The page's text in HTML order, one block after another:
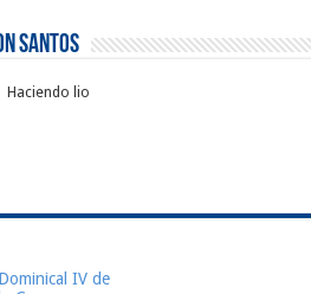
Santos
Haciendo lio
IV de